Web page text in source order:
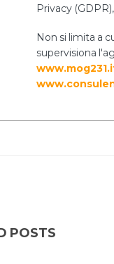
Privacy
Non si limita a
supervisiona
POSTS